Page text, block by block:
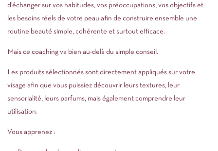
d’échanger sur vos habitudes, vos préoccupations, vos objectifs et
les besoins réels de votre peau afin de construire ensemble une
routine beauté simple, cohérente et surtout efficace.
Mais ce coaching va bien au-delà du simple conseil.
Les produits sélectionnés sont directement appliqués sur votre
visage afin que vous puissiez découvrir leurs textures, leur
sensorialité, leurs parfums, mais également comprendre leur
utilisation.
Vous apprenez :